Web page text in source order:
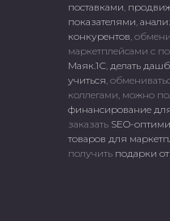
поставками,
показателями,
конкурентов,
маркетплейсами c
Маяк.1С, делать
учиться,
коллегами, можно
финансирование
заказать SEO-
товаров для
получить подарки